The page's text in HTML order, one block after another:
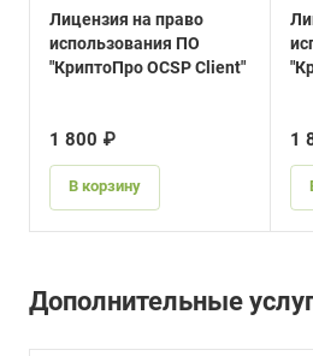
Лицензия на право
использования ПО
"КриптоПро OCSP Client"
1 800 ₽
В корзину
1
Дополнительные